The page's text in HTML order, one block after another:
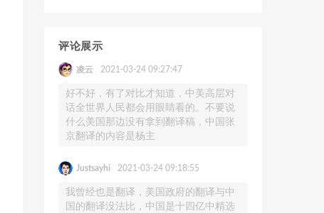
评论展示
凌云 2021-03-24 09:27:47
好不好，有了对比才知道，中美高层对
话全世界人民都会用眼睛看的。不要说
什么美国那边没有拿到翻译稿，中国张
京翻译的内容是杨主
Justsayhi 2021-03-24 09:18:55
我曾经也是翻译，美国政府的翻译与中
国的翻译没法比，中国是十四亿中精选